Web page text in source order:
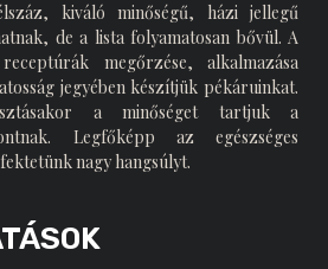
kiváló minőségű, házi jellegű
de a lista folyamatosan bővül. A
megőrzése, alkalmazása
jegyében készítjük pékáruinkat.
a minőséget tartjuk a
Legfőképp az egészséges
nagy hangsúlyt.